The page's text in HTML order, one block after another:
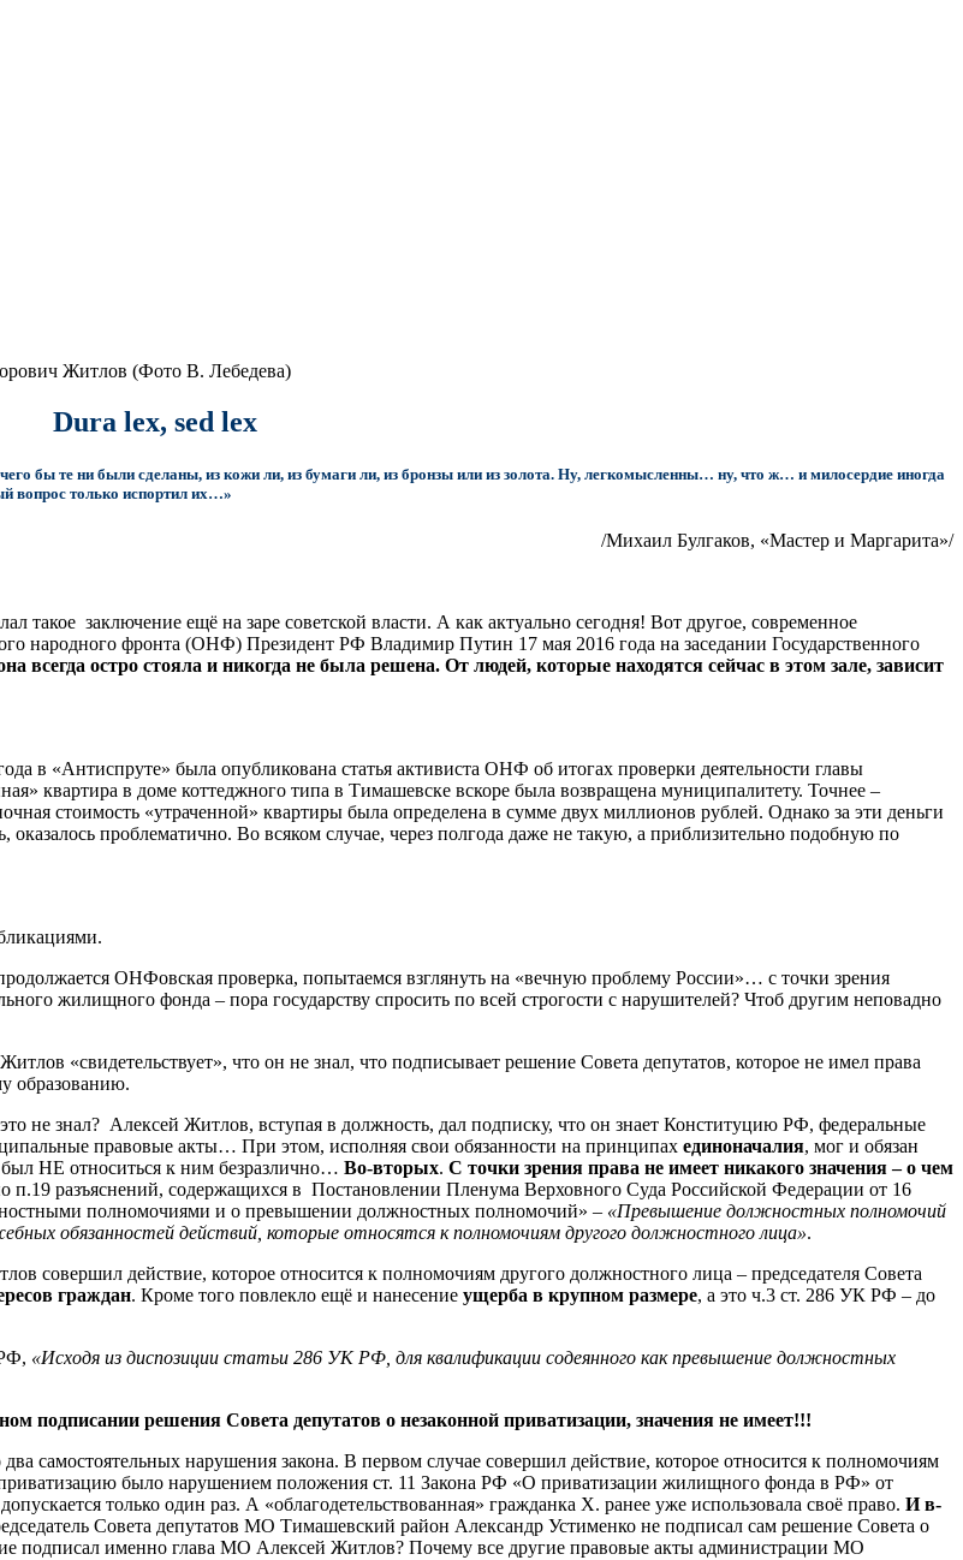
Житлов (Фото В. Лебедева)
Dura lex, sed lex
бы те ни были сделаны, из кожи ли, из бумаги ли, из бронзы или из золота. Ну, легкомысленны… ну, что ж… и милосердие иногда
вопрос только испортил их…»
/Михаил Булгаков, «Мастер и Маргарита»/
заключение ещё на заре советской власти. А как актуально сегодня! Вот другое, современное
народного фронта (ОНФ) Президент РФ Владимир Путин 17 мая 2016 года на заседании Государственного
всегда остро стояла и никогда не была решена. От людей, которые находятся сейчас в этом зале, зависит
в «Антиспруте» была опубликована статья активиста ОНФ об итогах проверки деятельности главы
квартира в доме коттеджного типа в Тимашевске вскоре была возвращена муниципалитету. Точнее –
стоимость «утраченной» квартиры была определена в сумме двух миллионов рублей. Однако за эти деньги
проблематично. Во всяком случае, через полгода даже не такую, а приблизительно подобную по
ОНФовская проверка, попытаемся взглянуть на «вечную проблему России»… с точки зрения
жилищного фонда – пора государству спросить по всей строгости с нарушителей? Чтоб другим неповадно
«свидетельствует», что он не знал, что подписывает решение Совета депутатов, которое не имел права
образованию.
не знал? Алексей Житлов, вступая в должность, дал подписку, что он знает Конституцию РФ, федеральные
правовые акты… При этом, исполняя свои обязанности на принципах единоначалия, мог и обязан
НЕ относиться к ним безразлично… Во-вторых. С точки зрения права не имеет никакого значения – о чем
п.19 разъяснений, содержащихся в Постановлении Пленума Верховного Суда Российской Федерации от 16
полномочиями и о превышении должностных полномочий» – «Превышение должностных полномочий
обязанностей действий, которые относятся к полномочиям другого должностного лица».
совершил действие, которое относится к полномочиям другого должностного лица – председателя Совета
граждан. Кроме того повлекло ещё и нанесение ущерба в крупном размере, а это ч.3 ст. 286 УК РФ – до
«Исходя из диспозиции статьи 286 УК РФ, для квалификации содеянного как превышение должностных
подписании решения Совета депутатов о незаконной приватизации, значения не имеет!!!
самостоятельных нарушения закона. В первом случае совершил действие, которое относится к полномочиям
было нарушением положения ст. 11 Закона РФ «О приватизации жилищного фонда в РФ» от
только один раз. А «облагодетельствованная» гражданка Х. ранее уже использовала своё право. И в-
Совета депутатов МО Тимашевский район Александр Устименко не подписал сам решение Совета о
подписал именно глава МО Алексей Житлов? Почему все другие правовые акты администрации МО